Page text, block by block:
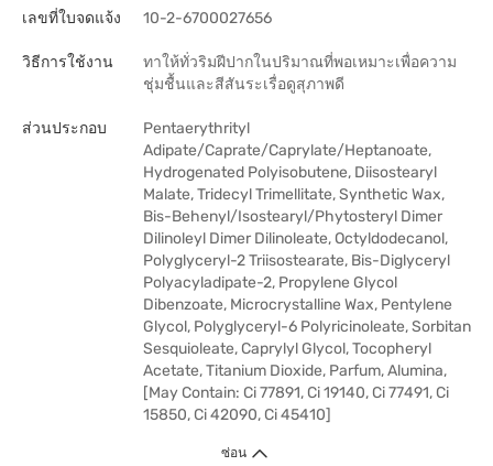
เลขที่ใบจดแจ้ง 10-2-6700027656
วิธีการใช้งาน
ทาให้ทั่วริมฝีปากในปริมาณที่พอเหมาะเพื่อความ
ชุ่มชื้นและสีสันระเรื่อดูสุภาพดี
ส่วนประกอบ
Pentaerythrityl
Adipate/Caprate/Caprylate/Heptanoate,
Hydrogenated Polyisobutene, Diisostearyl
Malate, Tridecyl Trimellitate, Synthetic Wax,
Bis-Behenyl/Isostearyl/Phytosteryl Dimer
Dilinoleyl Dimer Dilinoleate, Octyldodecanol,
Polyglyceryl-2 Triisostearate, Bis-Diglyceryl
Polyacyladipate-2, Propylene Glycol
Dibenzoate, Microcrystalline Wax, Pentylene
Glycol, Polyglyceryl-6 Polyricinoleate, Sorbitan
Sesquioleate, Caprylyl Glycol, Tocopheryl
Acetate, Titanium Dioxide, Parfum, Alumina,
[May Contain: Ci 77891, Ci 19140, Ci 77491, Ci
15850, Ci 42090, Ci 45410]
ซ่อน